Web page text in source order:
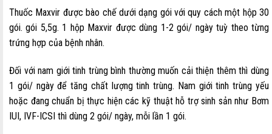
Thuốc Maxvir được bào chế dưới dạng gói với quy cách một hộp 30
gói. gói 5,5g. 1 hộp Maxvir được dùng 1-2 gói/ ngày tuỳ theo từng
trứng hợp của bệnh nhân.
Đối với nam giới tinh trùng bình thường muốn cải thiện thêm thì dùng
1 gói/ ngày để tăng chất lượng tinh trùng. Nam giới tinh trùng yếu
hoặc đang chuẩn bị thực hiện các kỹ thuật hỗ trợ sinh sản như Bơm
IUI, IVF-ICSI thì dùng 2 gói/ ngày, mỗi lần 1 gói.